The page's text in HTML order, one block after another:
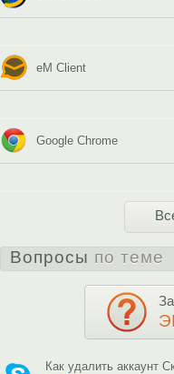
eM Client
Google Chrome
Вопросы по теме
Как удалить аккаунт